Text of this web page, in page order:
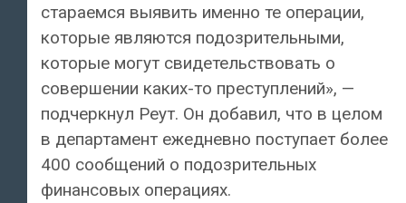
стараемся выявить именно те операции,
которые являются подозрительными,
которые могут свидетельствовать о
совершении каких-то преступлений», —
подчеркнул Реут. Он добавил, что в целом
в департамент ежедневно поступает более
400 сообщений о подозрительных
финансовых операциях.